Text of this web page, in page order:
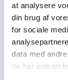
at analysere
din brug af
for sociale
data med
de har